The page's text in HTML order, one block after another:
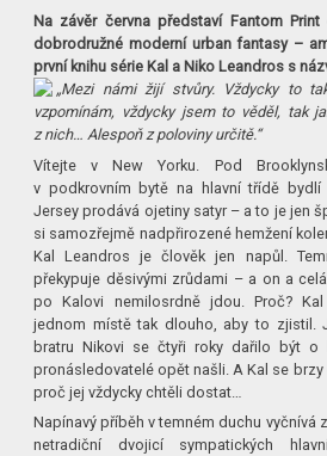
Na závěr června představí Fantom
dobrodružné moderní urban fantasy –
první knihu série Kal a Niko Leandros s
„Mezi námi žijí stvůry. Vždycky to
vzpomínám, vždycky jsem to věděl, tak
z nich… Alespoň z poloviny určitě.“
Vítejte v New Yorku. Pod
v podkrovním bytě na hlavní třídě bydlí
Jersey prodává ojetiny satyr – a to je jen
si samozřejmě nadpřirozené hemžení
Kal Leandros je člověk jen napůl.
překypuje děsivými zrůdami – a on a
po Kalovi nemilosrdně jdou. Proč?
jednom místě tak dlouho, aby to zjistil.
bratru Nikovi se čtyři roky dařilo být o
pronásledovatelé opět našli. A Kal se
proč jej vždycky chtěli dostat…
Napínavý příběh v temném duchu vyčnívá
netradiční dvojicí sympatických